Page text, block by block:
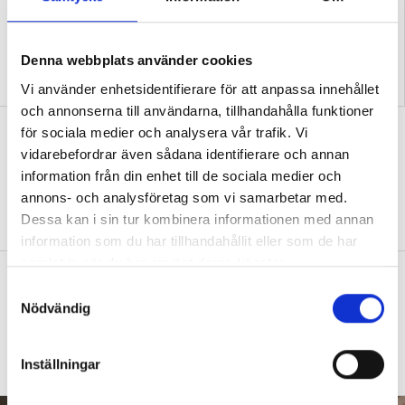
Denna webbplats använder cookies
Vi använder enhetsidentifierare för att anpassa innehållet
och annonserna till användarna, tillhandahålla funktioner
för sociala medier och analysera vår trafik. Vi
vidarebefordrar även sådana identifierare och annan
information från din enhet till de sociala medier och
annons- och analysföretag som vi samarbetar med.
Dessa kan i sin tur kombinera informationen med annan
information som du har tillhandahållit eller som de har
samlat in när du har använt deras tjänster.
c
Nödvändig
Inställningar
Replik: ”Vi vet hur man
skapar effektiv inlärning”
Nya skolan: ”Lärarhjärtat
hoppas på bättre villkor"
Test: Hur klarar du ditt första år som
ny lärare?
hitta ditt första jobb till skolavslutningen.
etiketter på barn”